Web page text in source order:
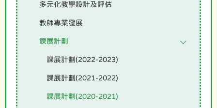
多元化教學設計及評估
教師專業發展
課展計劃
課展計劃(2022-2023)
課展計劃(2021-2022)
課展計劃(2020-2021)